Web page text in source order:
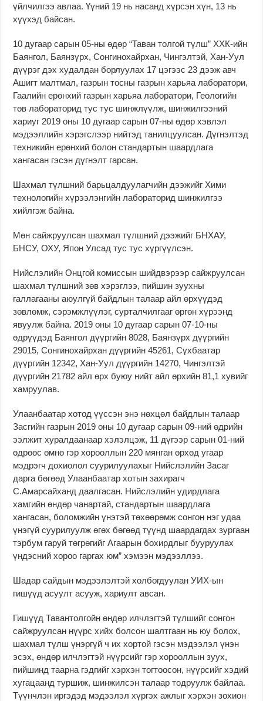
үйлчилгээ авлаа. Үүний 19 нь насанд хүрсэн хүн, 13 нь
хүүхэд байсан.
10 дугаар сарын 05-ны өдөр “Таван толгой түлш” ХХК-ийн
Баянгол, Баянзүрх, Сонгинохайрхан, Чингэлтэй, Хан-Уул
дүүрэг дэх худалдан борлуулах 17 цэгээс 23 дээж авч
Ашигт малтмал, газрын тосны газрын харьяа лаборатори,
Гаалийн ерөнхий газрын харьяа лаборатори, Геологийн
төв лабораторид тус тус шинжлүүлж, шинжилгээний
хариуг 2019 оны 10 дугаар сарын 07-ны өдөр хэвлэл
мэдээллийн хэрэгслээр нийтэд танилцуулсан. Дүгнэлтэд
техникийн ерөнхий болон стандартын шаардлага
хангасан гэсэн дүгнэлт гарсан.
Шахмал түлшний барьцалдуулагчийн дээжийг Хими
технологийн хүрээлэнгийн лабораторид шинжилгээ
хийлгэж байна.
Мөн сайжруулсан шахмал түлшний дээжийг БНХАУ,
БНСУ, ОХУ, Япон Улсад тус тус хүргүүлсэн.
Нийслэлийн Онцгой комиссын шийдвэрээр сайжруулсан
шахмал түлшний зөв хэрэглээ, пийшин зуухны
галлагааны аюулгүй байдлын талаар айл өрхүүдэд
зөвлөмж, сэрэмжлүүлэг, сурталчилгааг өргөн хүрээнд
явуулж байна. 2019 оны 10 дугаар сарын 07-10-ны
өдрүүдэд Баянгол дүүргийн 8028, Баянзүрх дүүргийн
29015, Сонгинохайрхан дүүргийн 45261, Сүхбаатар
дүүргийн 12342, Хан-Уул дүүргийн 14270, Чингэлтэй
дүүргийн 21782 айл өрх буюу нийт айл өрхийн 81,1 хувийг
хамруулав.
Улаанбаатар хотод үүссэн энэ нөхцөл байдлын талаар
Засгийн газрын 2019 оны 10 дугаар сарын 09-ний өдрийн
ээлжит хуралдаанаар хэлэлцэж, 11 дүгээр сарын 01-ний
өдрөөс өмнө гэр хорооллын 220 мянган өрхөд угаар
мэдрэгч дохиолол суурилуулахыг Нийслэлийн Засаг
дарга бөгөөд Улаанбаатар хотын захирагч
С.Амарсайханд даалгасан. Нийслэлийн удирдлага
хамгийн өндөр чанартай, стандартын шаардлага
хангасан, боломжийн үнэтэй төхөөрөмж сонгон нэг удаа
үнэгүй суурилуулж өгөх бөгөөд түүнд шаардагдах зургаан
тэрбум гаруй төгрөгийг Агаарын бохирдлыг бууруулах
үндэсний хороо гаргах юм” хэмээн мэдээллээ.
Шадар сайдын мэдээлэлтэй холбогдуулан УИХ-ын
гишүүд асуулт асууж, хариулт авсан.
Гишүүд Тавантолгойн өндөр илчлэгтэй түлшийг сонгон
сайжруулсан нүүрс хийх болсон шалтгаан нь юу болох,
шахмал түлш үнэргүй ч их хортой гэсэн мэдээлэл үнэн
эсэх, өндөр илчлэгтэй нүүрсийг гэр хорооллын зуух,
пийшинд таарна гэдгийг хэрхэн тогтоосон, нүүрсийг хэдий
хугацаанд туршиж, шинжилсэн талаар тодруулж байлаа.
Түүнчлэн иргэдэд мэдээлэл хүргэх ажлыг хэрхэн зохион